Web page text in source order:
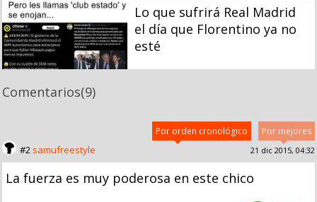
Lo que sufrirá Real Madrid
el día que Florentino ya no
esté
Comentarios(9)
Por mejores
Por orden cronológico
#2 samufreestyle 21 dic 2015, 04:32
La fuerza es muy poderosa en este chico